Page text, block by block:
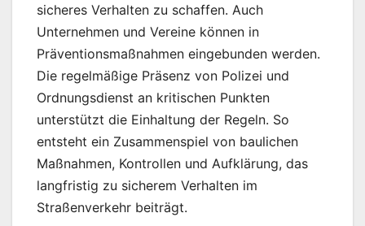
sicheres Verhalten zu schaffen. Auch
Unternehmen und Vereine können in
Präventionsmaßnahmen eingebunden werden.
Die regelmäßige Präsenz von Polizei und
Ordnungsdienst an kritischen Punkten
unterstützt die Einhaltung der Regeln. So
entsteht ein Zusammenspiel von baulichen
Maßnahmen, Kontrollen und Aufklärung, das
langfristig zu sicherem Verhalten im
Straßenverkehr beiträgt.